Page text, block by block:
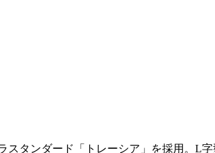
スタンダード「トレーシア」を採用。L